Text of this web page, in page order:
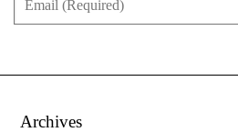
Archives